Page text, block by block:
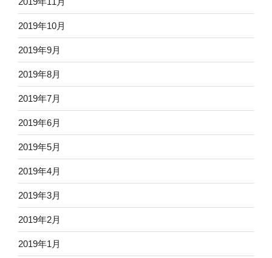
2019年10月
2019年9月
2019年8月
2019年7月
2019年6月
2019年5月
2019年4月
2019年3月
2019年2月
2019年1月